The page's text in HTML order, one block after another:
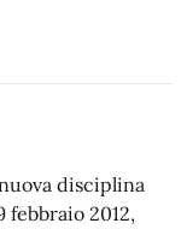
disciplina
febbraio 2012,